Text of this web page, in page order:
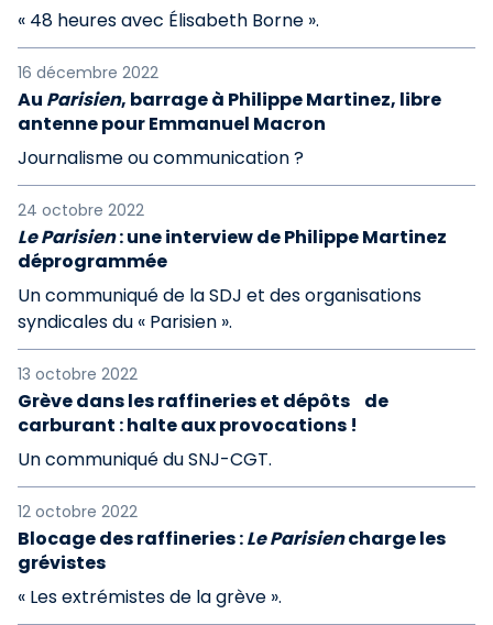
« 48 heures avec Élisabeth Borne ».
16 décembre 2022
Au Parisien, barrage à Philippe Martinez, libre
antenne pour Emmanuel Macron
Journalisme ou communication ?
24 octobre 2022
Le Parisien: une interview de Philippe Martinez
déprogrammée
Un communiqué de la SDJ et des organisations
syndicales du « Parisien ».
13 octobre 2022
Grève dans les raffineries et dépôts de
carburant : halte aux provocations !
Un communiqué du SNJ-CGT.
12 octobre 2022
Blocage des raffineries :Le Parisiencharge les
grévistes
« Les extrémistes de la grève ».